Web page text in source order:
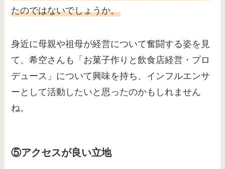
たのではないでしょうか。
身近に母親や祖母が経営について奮闘する姿を見
て、希空さんも「お菓子作りと飲食店経営・プロ
デュース」について興味を持ち、インフルエンサ
ーとして活動したいと思ったのかもしれません
ね。
⑤アクセスが良い立地